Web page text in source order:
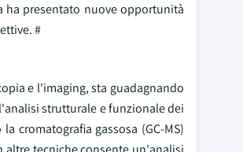
ha presentato nuove opportunità
#
e l'imaging, sta guadagnando
strutturale e funzionale dei
cromatografia gassosa (GC-MS)